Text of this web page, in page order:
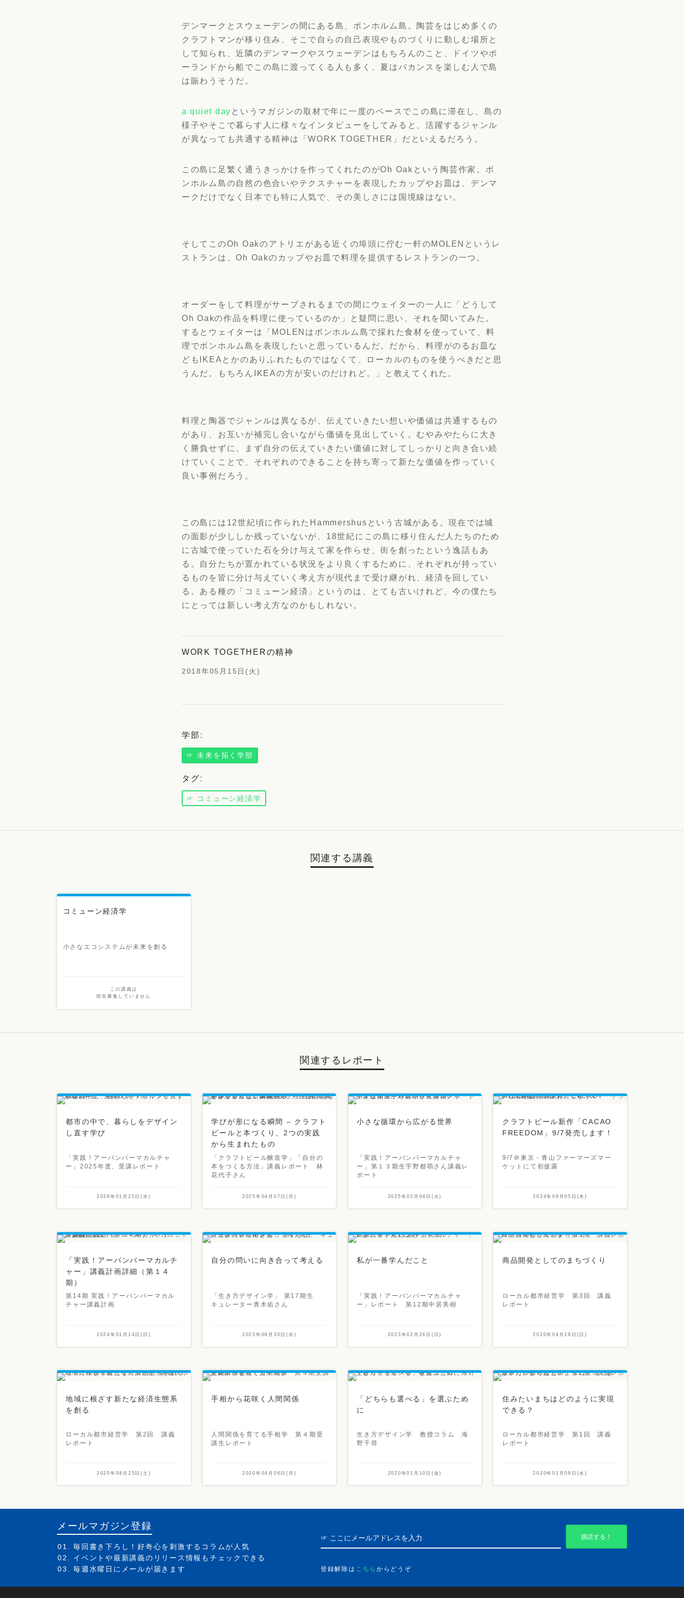
デンマークとスウェーデンの間にある島、ボンホルム島。陶芸をはじめ多くの
クラフトマンが移り住み、そこで自らの自己表現やものづくりに勤しむ場所と
して知られ、近隣のデンマークやスウェーデンはもちろんのこと、ドイツやポ
ーランドから船でこの島に渡ってくる人も多く、夏はバカンスを楽しむ人で島
は賑わうそうだ。
a quiet day というマガジンの取材で年に一度のペースでこの島に滞在し、島の
様子やそこで暮らす人に様々なインタビューをしてみると、活躍するジャンル
が異なっても共通する精神は「WORK TOGETHER」だといえるだろう。
この島に足繁く通うきっかけを作ってくれたのがOh Oakという陶芸作家。ボ
ンホルム島の自然の色合いやテクスチャーを表現したカップやお皿は、デンマ
ークだけでなく日本でも特に人気で、その美しさには国境線はない。
そしてこのOh Oakのアトリエがある近くの埠頭に佇む一軒のMOLENというレ
ストランは、Oh Oakのカップやお皿で料理を提供するレストランの一つ。
オーダーをして料理がサーブされるまでの間にウェイターの一人に「どうして
Oh Oakの作品を料理に使っているのか」と疑問に思い、それを聞いてみた。
するとウェイターは「MOLENはボンホルム島で採れた食材を使っていて、料
理でボンホルム島を表現したいと思っているんだ。だから、料理がのるお皿な
どもIKEAとかのありふれたものではなくて、ローカルのものを使うべきだと思
うんだ。もちろんIKEAの方が安いのだけれど。」と教えてくれた。
料理と陶器でジャンルは異なるが、伝えていきたい想いや価値は共通するもの
があり、お互いが補完し合いながら価値を見出していく。むやみやたらに大き
く勝負せずに、まず自分の伝えていきたい価値に対してしっかりと向き合い続
けていくことで、それぞれのできることを持ち寄って新たな価値を作っていく
良い事例だろう。
この島には12世紀頃に作られたHammershusという古城がある。現在では城
の面影が少ししか残っていないが、18世紀にこの島に移り住んだ人たちのため
に古城で使っていた石を分け与えて家を作らせ、街を創ったという逸話もあ
る。自分たちが置かれている状況をより良くするために、それぞれが持ってい
るものを皆に分け与えていく考え方が現代まで受け継がれ、経済を回してい
る。ある種の「コミューン経済」というのは、とても古いけれど、今の僕たち
にとっては新しい考え方なのかもしれない。
WORK TOGETHERの精神
2018年05月15日(火)
学部 :
☞ 未来を拓く学部
タグ:
☞ コミューン経済学
関連する講義
コミューン経済学
小さなエコシステムが未来を創る
この講義は
現在募集していません
関連するレポート
都市の中で、暮らしをデザイン
し直す学び
「実践！アーバンパーマカルチャ
ー」2025年度、受講レポート
2026年01月21日(水)
学びが形になる瞬間 – クラフト
ビールと本づくり、2つの実践
から生まれたもの
「クラフトビール醸造学」「自分の
本をつくる方法」講義レポート 林
花代子さん
2025年04月07日(月)
小さな循環から広がる世界
「実践！アーバンパーマカルチャ
ー」第１３期生宇野都萌さん講義レ
ポート
2025年02月04日(火)
クラフトビール新作「CACAO
FREEDOM」9/7発売します！
9/7＠東京・青山ファーマーズマー
ケットにて初披露
2024年09月05日(木)
「実践！アーバンパーマカルチ
ャー」講義計画詳細（第１４
期）
第14期 実践！アーバンパーマカル
チャー講義計画
2024年01月14日(日)
自分の問いに向き合って考える
「生き方デザイン学」 第17期生
キュレーター青木佑さん
2023年08月30日(水)
私が一番学んだこと
「実践！アーバンパーマカルチャ
ー」レポート 第12期中居美樹
2023年02月26日(日)
商品開発としてのまちづくり
ローカル都市経営学 第3回 講義
レポート
2020年04月26日(日)
地域に根ざす新たな経済生態系
を創る
ローカル都市経営学 第2回 講義
レポート
2020年04月25日(土)
手相から花咲く人間関係
人間関係を育てる手相学 第４期受
講生レポート
2020年04月06日(月)
「どちらも選べる」を選ぶため
に
生き方デザイン学 教授コラム 海
野千尋
2020年01月10日(金)
住みたいまちはどのように実現
できる？
ローカル都市経営学 第1回 講義
レポート
2020年01月08日(水)
メールマガジン登録
毎回書き下ろし！好奇心を刺激するコラムが人気
イベントや最新講義のリリース情報もチェックできる
毎週水曜日にメールが届きます
購読する！
登録解除は こちら からどうぞ